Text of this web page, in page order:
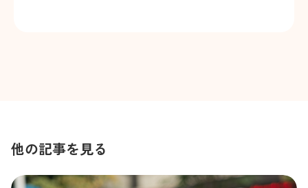
他の記事を見る